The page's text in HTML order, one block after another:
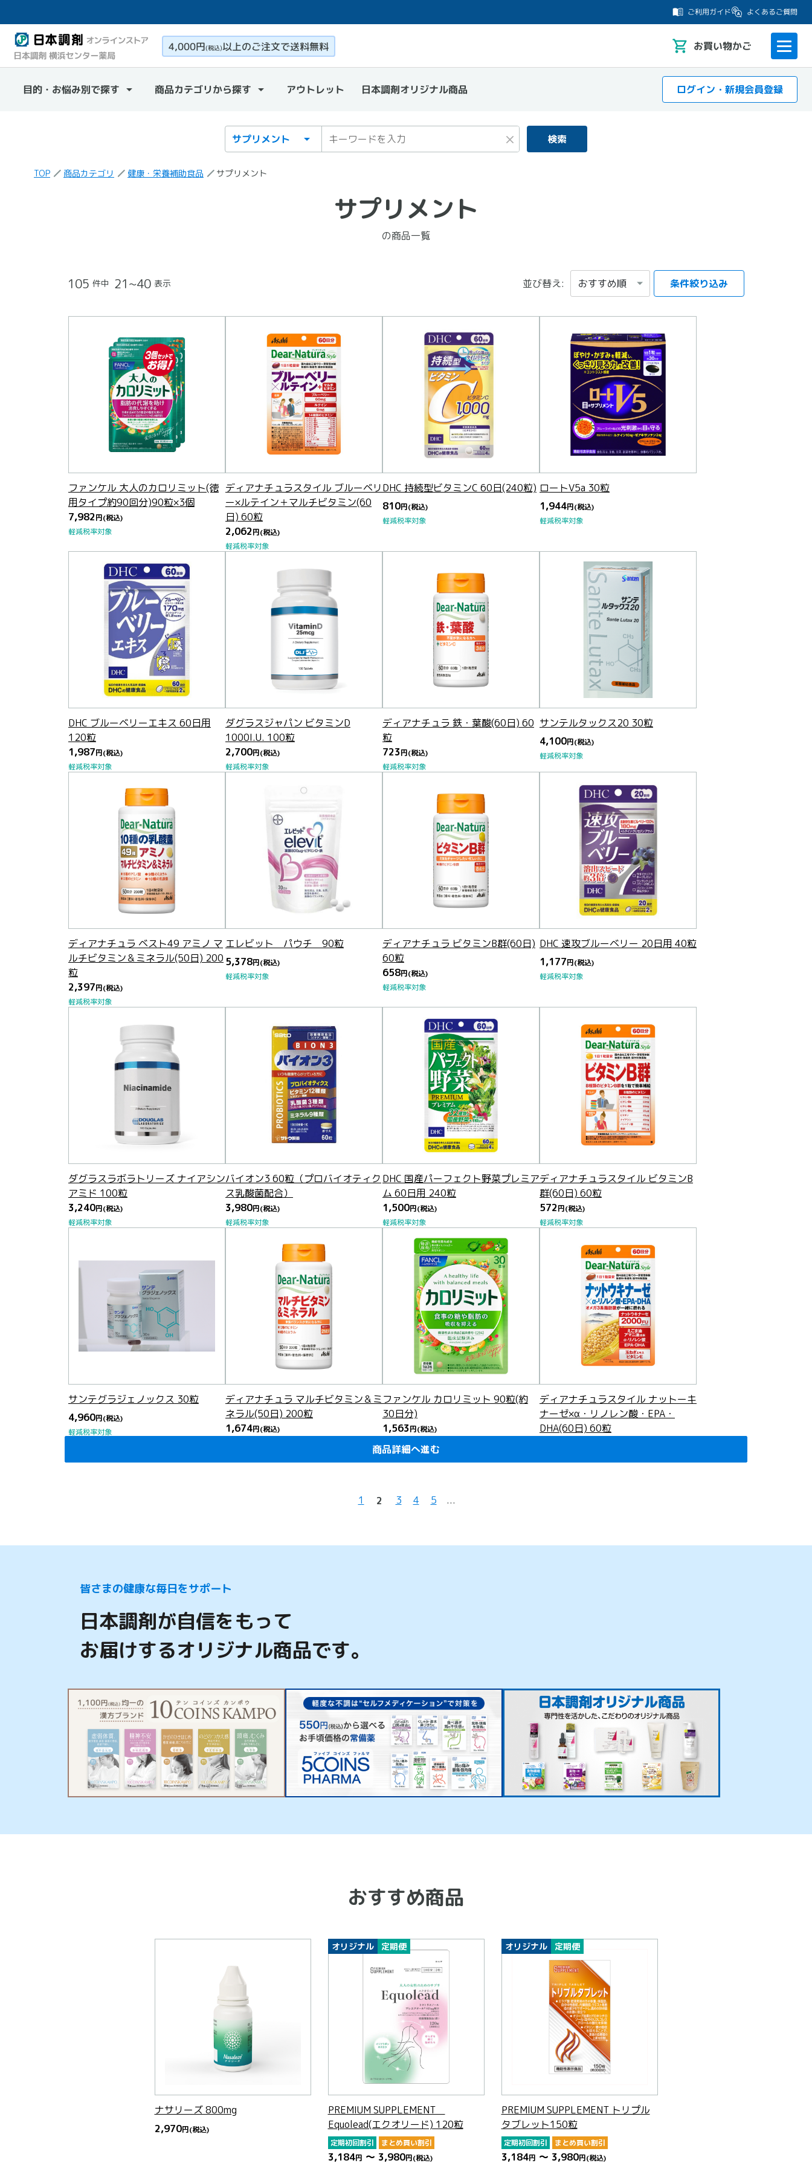
ご利用ガイド よくあるご質問
4,000円(税込)以上のご注文で送料無料 お買い物かご
目的・お悩み別で探す 商品カテゴリから探す アウトレット 日本調剤オリジナル商品 ログイン・新規会員登録
検索カテゴリ
検索キーワード × 検索
TOP 商品カテゴリ 健康・栄養補助食品 サプリメント
サプリメント
の商品一覧
105 件中 21~40 表示 並び替え: 条件絞り込み
ファンケル 大人のカロリミット(徳
用タイプ約90回分)90粒×3個
7,982円(税込)
軽減税率対象
商品詳細へ進む
ディアナチュラスタイル ブルーベリ
ー×ルテイン＋マルチビタミン(60
日) 60粒
2,062円(税込)
軽減税率対象
商品詳細へ進む
DHC 持続型ビタミンC 60日(240粒)
810円(税込)
軽減税率対象
商品詳細へ進む
ロートV5a 30粒
1,944円(税込)
軽減税率対象
商品詳細へ進む
DHC ブルーベリーエキス 60日用
120粒
1,987円(税込)
軽減税率対象
商品詳細へ進む
ダグラスジャパン ビタミンD
1000I.U. 100粒
2,700円(税込)
軽減税率対象
商品詳細へ進む
ディアナチュラ 鉄・葉酸(60日) 60
粒
723円(税込)
軽減税率対象
商品詳細へ進む
サンテルタックス20 30粒
4,100円(税込)
軽減税率対象
商品詳細へ進む
ディアナチュラ ベスト49 アミノ マ
ルチビタミン＆ミネラル(50日) 200
粒
2,397円(税込)
軽減税率対象
商品詳細へ進む
エレビット パウチ 90粒
5,378円(税込)
軽減税率対象
商品詳細へ進む
ディアナチュラ ビタミンB群(60日)
60粒
658円(税込)
軽減税率対象
商品詳細へ進む
DHC 速攻ブルーベリー 20日用 40粒
1,177円(税込)
軽減税率対象
商品詳細へ進む
ダグラスラボラトリーズ ナイアシン
アミド 100粒
3,240円(税込)
軽減税率対象
商品詳細へ進む
バイオン3 60粒（プロバイオティク
ス乳酸菌配合）
3,980円(税込)
軽減税率対象
商品詳細へ進む
DHC 国産パーフェクト野菜プレミア
ム 60日用 240粒
1,500円(税込)
軽減税率対象
商品詳細へ進む
ディアナチュラスタイル ビタミンB
群(60日) 60粒
572円(税込)
軽減税率対象
商品詳細へ進む
サンテグラジェノックス 30粒
4,960円(税込)
軽減税率対象
商品詳細へ進む
ディアナチュラ マルチビタミン＆ミ
ネラル(50日) 200粒
1,674円(税込)
商品詳細へ進む
ファンケル カロリミット 90粒(約
30日分)
1,563円(税込)
軽減税率対象
商品詳細へ進む
ディアナチュラスタイル ナットーキ
ナーゼ×α・リノレン酸・EPA・
DHA(60日) 60粒
商品詳細へ進む
1 2 3 4 5 ...
皆さまの健康な毎日をサポート
日本調剤が自信をもって
お届けするオリジナル商品です。
おすすめ商品
ナサリーズ 800mg
2,970円(税込)
オリジナル 定期便
PREMIUM SUPPLEMENT
Equolead(エクオリード) 120粒
定期初回割引 まとめ買い割引
3,184円 ～ 3,980円(税込)
オリジナル 定期便
PREMIUM SUPPLEMENT トリプル
タブレット150粒
定期初回割引 まとめ買い割引
3,184円 ～ 3,980円(税込)